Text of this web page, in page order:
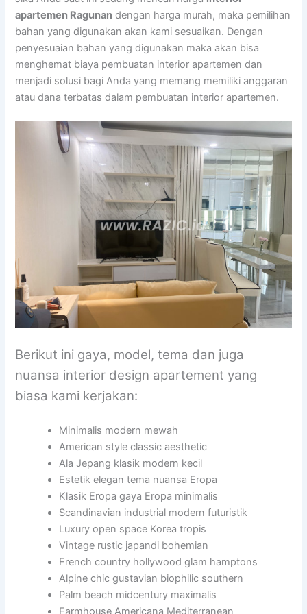
apartemen Ragunan dengan harga murah, maka pemilihan
bahan yang digunakan akan kami sesuaikan. Dengan
penyesuaian bahan yang digunakan maka akan bisa
menghemat biaya pembuatan interior apartemen dan
menjadi solusi bagi Anda yang memang memiliki anggaran
atau dana terbatas dalam pembuatan interior apartemen.
Berikut ini gaya, model, tema dan juga
nuansa interior design apartement yang
biasa kami kerjakan:
Minimalis modern mewah
American style classic aesthetic
Ala Jepang klasik modern kecil
Estetik elegan tema nuansa Eropa
Klasik Eropa gaya Eropa minimalis
Scandinavian industrial modern futuristik
Luxury open space Korea tropis
Vintage rustic japandi bohemian
French country hollywood glam hamptons
Alpine chic gustavian biophilic southern
Palm beach midcentury maximalis
Farmhouse Americana Mediterranean